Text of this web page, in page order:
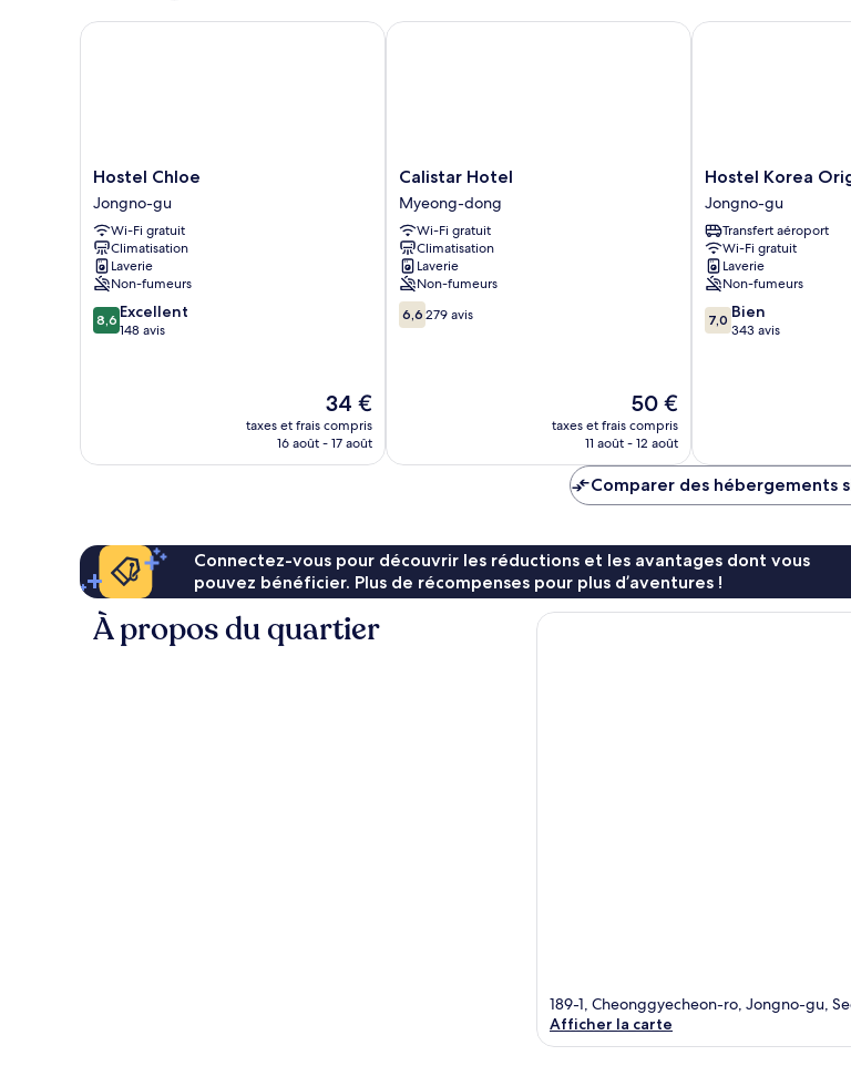
(1Single
Chambre
Hostel
Chloe
Jongno-
gu
Hostel Chloe
Jongno-gu
Wi-Fi gratuit
Climatisation
Laverie
Non-fumeurs
8.6
sur
8,6 Excellent
148 avis
Le
nouveau
prix
34 €
taxes et frais compris
16 août - 17 août
Hostel Chloe
Calistar
Hotel
Myeong-
dong
Calistar Hotel
Myeong-dong
Wi-Fi gratuit
Climatisation
Laverie
Non-fumeurs
6.6
sur
6,6 279 avis
Le
nouveau
prix
de
50 €
50 €
taxes et frais compris
11 août - 12 août
Calistar Hotel
Hostel
Korea
Original
Jongno-
gu
Hostel Korea
Jongno-gu
Transfert aéroport
Wi-Fi gratuit
Laverie
Non-fumeurs
7.0
sur
7,0 Bien
343 avis
Hostel Korea
Comparer des hébergements
Connectez-vous pour découvrir les réductions et les avantages dont vous
pouvez bénéficier. Plus de récompenses pour plus d’aventures !
À propos du quartier
189-1, Cheonggyecheon-ro, Jongno-gu,
Afficher la carte